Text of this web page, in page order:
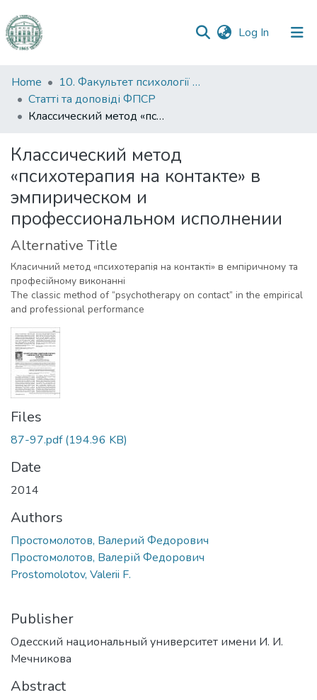
Log In (current)
Communities
&
Collections
Statistics
Home
10. Факультет психології та соціальної роботи
Статті та доповіді ФПСР
Классический метод «психотерапия на контакте» в эмпирическом и профессиональном исполнении
Классический метод
«психотерапия на контакте» в
эмпирическом и
профессиональном исполнении
Alternative Title
Класичний метод «психотерапія на контакті» в емпіричному та
професійному виконанні
The classic method of “psychotherapy on contact” in the empirical
and professional performance
Files
87-97.pdf(194.96 KB)
Date
2014
Authors
Простомолотов, Валерий Федорович
Простомолотов, Валерій Федорович
Prostomolotov, Valerii F.
Publisher
Одесский национальный университет имени И. И.
Мечникова
Abstract